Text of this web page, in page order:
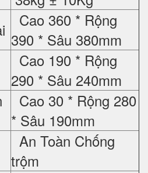
Cao 360 * Rộng
390 * Sâu 380mm
Cao 190 * Rộng
290 * Sâu 240mm
Cao 30 * Rộng 280
* Sâu 190mm
An Toàn Chống
trộm